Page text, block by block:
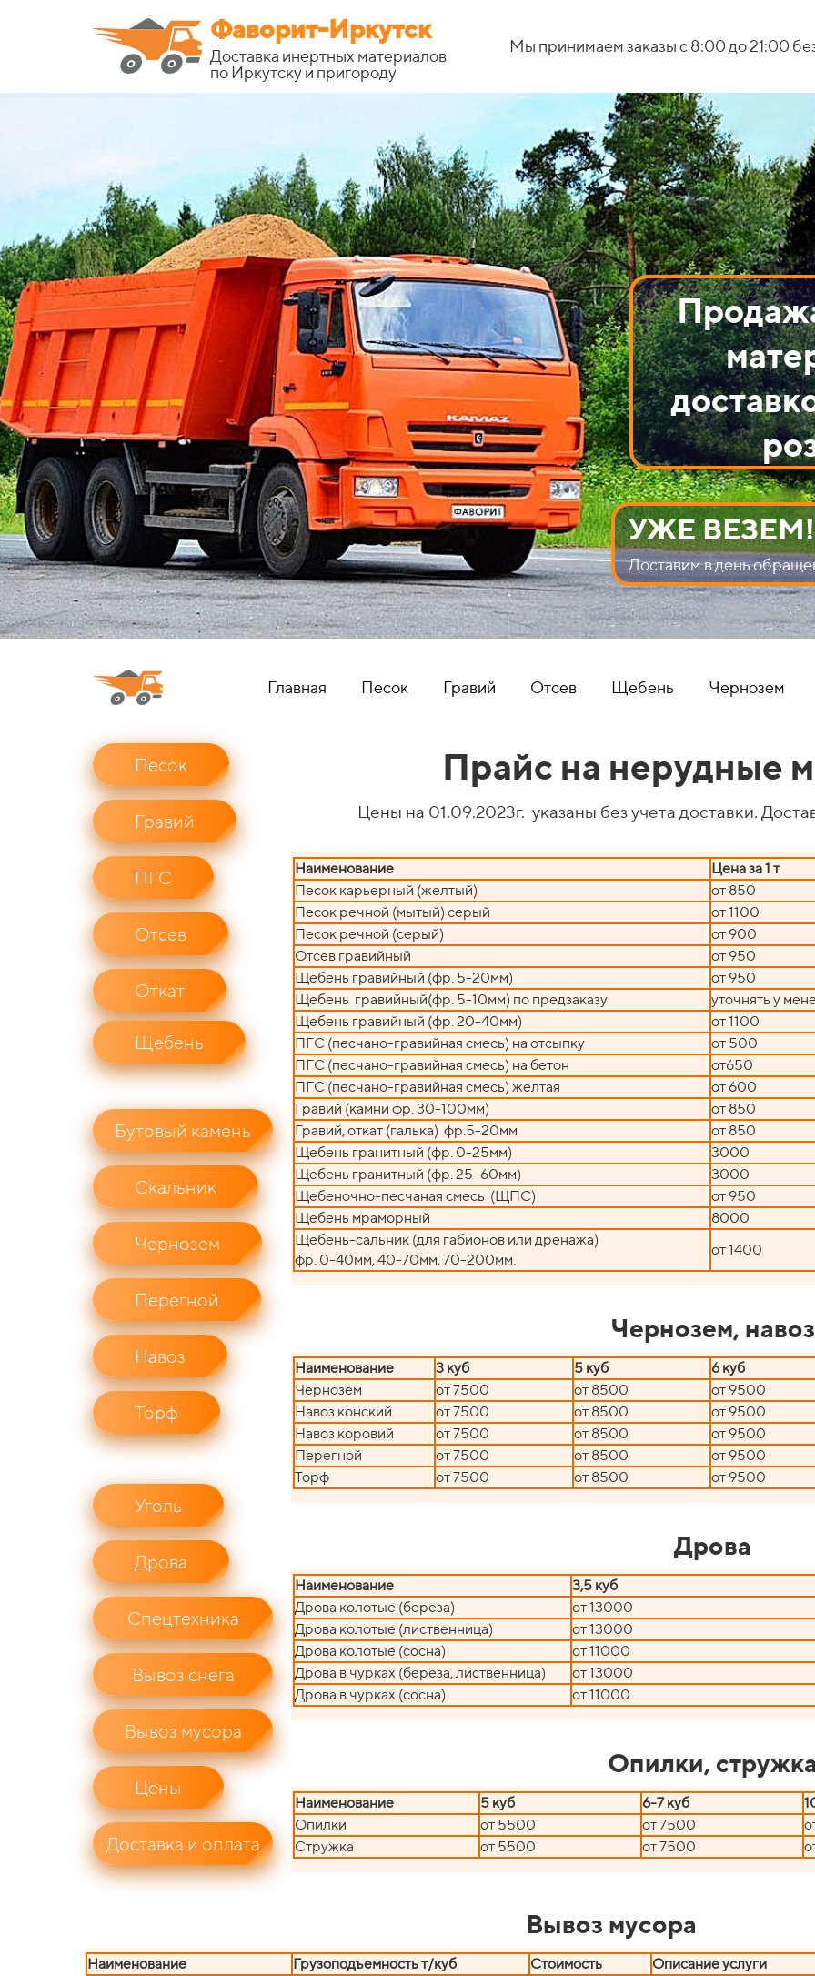
Фаворит-Иркутск
Доставка инертных материалов
по Иркутску и пригороду
Мы принимаем заказы с 8:00 до 21:00
УЖЕ
Доставим в день
Главная Песок Гравий Отсев Щебень Чернозем
Песок
Гравий
ПГС
Отсев
Откат
Щебень
Бутовый камень
Скальник
Чернозем
Перегной
Навоз
Торф
Уголь
Дрова
Спецтехника
Вывоз снега
Вывоз мусора
Цены
Доставка и оплата
Прайс на нерудные
Цены на 01.09.2023г. указаны без учета доставки.
Наименование
Цена за 1 т
Песок карьерный (желтый)
от 850
Песок речной (мытый) серый
от 1100
Песок речной (серый)
от 900
Отсев гравийный
от 950
Щебень гравийный (фр. 5-20мм)
от 950
Щебень гравийный(фр. 5-10мм) по предзаказу
уточнять у
Щебень гравийный (фр. 20-40мм)
от 1100
ПГС (песчано-гравийная смесь) на отсыпку
от 500
ПГС (песчано-гравийная смесь) на бетон
от650
ПГС (песчано-гравийная смесь) желтая
от 600
Гравий (камни фр. 30-100мм)
от 850
Гравий, откат (галька) фр.5-20мм
от 850
Щебень гранитный (фр. 0-25мм)
3000
Щебень гранитный (фр. 25-60мм)
3000
Щебеночно-песчаная смесь (ЩПС)
от 950
Щебень мраморный
8000
Щебень-сальник (для габионов или дренажа)
фр. 0-40мм, 40-70мм, 70-200мм.
от 1400
Чернозем, навоз
Наименование 3 куб 5 куб 6 куб
Чернозем
от 7500 от 8500 от 9500
Навоз конский
от 7500 от 8500 от 9500
Навоз коровий
от 7500 от 8500 от 9500
Перегной
от 7500 от 8500 от 9500
Торф
от 7500 от 8500 от 9500
Дрова
Наименование 3,5 куб
Дрова колотые (береза)
от 13000
Дрова колотые (лиственница)
от 13000
Дрова колотые (сосна)
от 11000
Дрова в чурках (береза, лиственница)
от 13000
Дрова в чурках (сосна)
от 11000
Опилки, стружка
Наименование 5 куб 6-7 куб
Опилки
от 5500 от 7500
Стружка
от 5500 от 7500
Вывоз мусора
Наименование Грузоподъемность т/куб Стоимость
Описание услуги